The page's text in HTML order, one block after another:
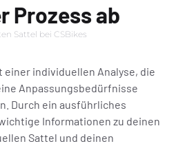
Prozess ab
Sattel bei CSBikes
einer individuellen Analyse, die
Anpassungsbedürfnisse
Durch ein ausführliches
Informationen zu deinen
Sattel und deinen